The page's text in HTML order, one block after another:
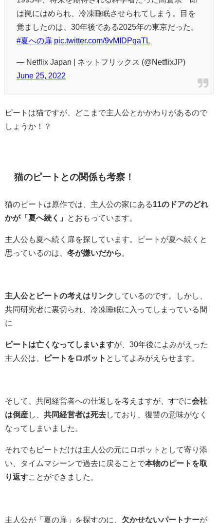
は罠にはめられ、冷凍睡眠させられてしまう。目を
覚ましたのは、30年後である2025年の東京だった。
#夏への扉 pic.twitter.com/9vMIDPqaTL
— Netflix Japan | ネットフリックス (@NetflixJP)
June 25, 2022
ピートは猫ですが、どこまで主人公とかかわりがあるので
しょうか！？
猫のピートとの関係も考察！
猫のピートは原作では、主人公の家にある11のドアのどれ
かが「夏へ続く」
とおもっています。
主人公も夏へ続く扉を探しています。ピートが夏へ続くと
思っているのは、 冬が嫌いだから
主人公とピートの考えはリンク しているのです。しかし、
共同研究者に裏切られ、冷凍睡眠に入ってしまっている間
に
ピートは亡くなってしまいますが、30年後によみがえった
主人公は、
ピートをロボット としてよみがえらせます。
そして、共同経営者への仕返しを考えますが、すでに会社
は倒産し、 共同経営者は死去しており、復讐の意味がなく
なってしまいました。
それでもピートだけは主人公の元にロボットとして寄り添
い、タイムマシーンで過去に戻ることで本物のピートを取
り返す ことができました。
主人公が「夏の扉」を探すのに、 欠かせないパートナーが